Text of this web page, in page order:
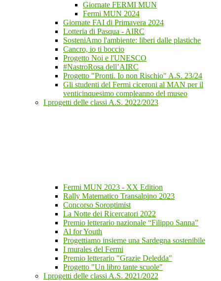
Giornate FERMI MUN
Fermi MUN 2024
Giornate FAI di Primavera 2024
Lotteria di Pasqua - AIRC
SosteniAmo l'ambiente: liberi dalle plastiche
Cancro, io ti boccio
Progetto Noi e l'UNESCO
#NastroRosa dell’AIRC
Progetto "Pronti. Io non Rischio" A.S. 23/24
Gli studenti del Fermi ciceroni al MAN per il
venticinquesimo compleanno del museo
I progetti delle classi A.S. 2022/2023
Fermi MUN 2023 - XX Edition
Rally Matematico Transalpino 2023
Concorso Soroptimist
La Notte dei Ricercatori 2022
Premio letterario nazionale “Filippo Sanna”
Al for Youth
Progettiamo insieme una Sardegna sostenibile
I murales del Fermi
Premio letterario "Grazie Deledda"
Progetto "Un libro tante scuole"
I progetti delle classi A.S. 2021/2022